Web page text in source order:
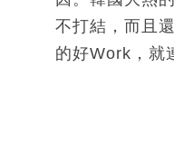
不打結，而且
的好Work，就